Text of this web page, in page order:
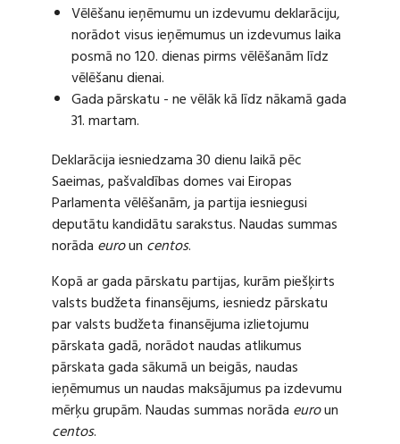
Vēlēšanu ieņēmumu un izdevumu deklarāciju,
norādot visus ieņēmumus un izdevumus laika
posmā no 120. dienas pirms vēlēšanām līdz
vēlēšanu dienai.
Gada pārskatu - ne vēlāk kā līdz nākamā gada
31. martam.
Deklarācija iesniedzama 30 dienu laikā pēc
Saeimas, pašvaldības domes vai Eiropas
Parlamenta vēlēšanām, ja partija iesniegusi
deputātu kandidātu sarakstus. Naudas summas
norāda euroun centos.
Kopā ar gada pārskatu partijas, kurām piešķirts
valsts budžeta finansējums, iesniedz pārskatu
par valsts budžeta finansējuma izlietojumu
pārskata gadā, norādot naudas atlikumus
pārskata gada sākumā un beigās, naudas
ieņēmumus un naudas maksājumus pa izdevumu
mērķu grupām. Naudas summas norāda euroun
centos.